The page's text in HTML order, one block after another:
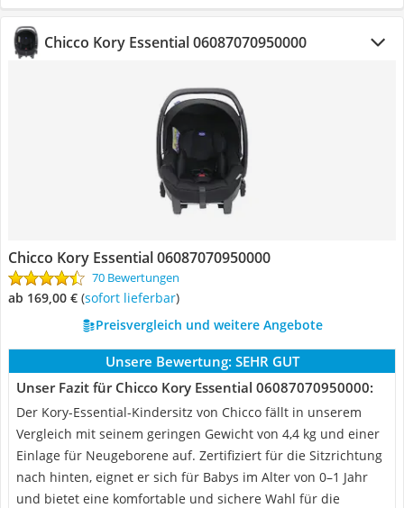
Chicco Kory Essential 06087070950000
Chicco Kory Essential 06087070950000
70 Bewertungen
ab 169,00 € ( Sofort lieferbar)
Preisvergleich und weitere Angebote
Unsere Bewertung: SEHR GUT
Unser Fazit für Chicco Kory Essential 06087070950000:
Der Kory-Essential-Kindersitz von Chicco fällt in unserem
Vergleich mit seinem geringen Gewicht von 4,4 kg und einer
Einlage für Neugeborene auf. Zertifiziert für die Sitzrichtung
nach hinten, eignet er sich für Babys im Alter von 0–1 Jahr
und bietet eine komfortable und sichere Wahl für die